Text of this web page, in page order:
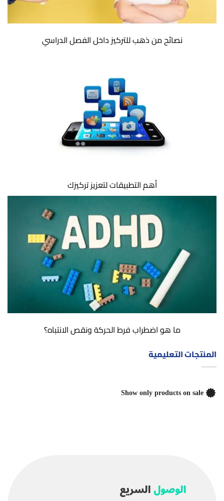
نصائح من ذهب للتركيز داخل الفصل الدراسي
أهم التطبيقات لتعزيز تركيزك
ما هو اضطراب فرط الحركة ونقص الانتباه؟
المنتجات التعليمية
Show only products on sale
الوصولالسريع